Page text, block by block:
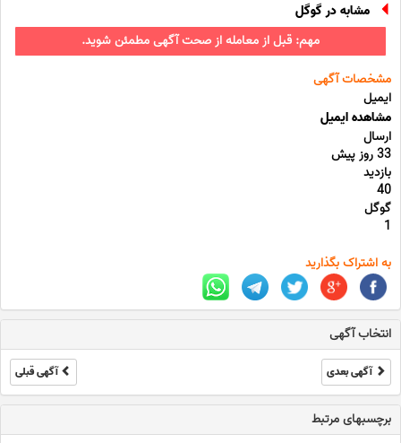
مشابه در گوگل
مهم: قبل از معامله از صحت آگهی مطمئن شوید.
مشخصات آگهی
ایمیل
مشاهده ایمیل
ارسال
33 روز پیش
بازدید
40
گوگل
1
به اشتراک بگذارید
انتخاب آگهی
آگهی بعدی آگهی قبلی
برچسبهای مرتبط